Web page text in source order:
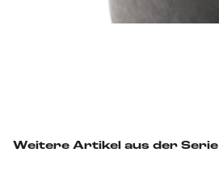
Weitere Artikel aus der Serie